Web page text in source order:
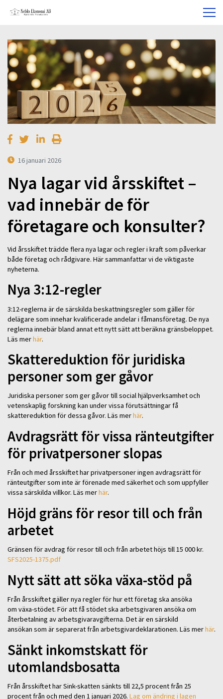
16 januari 2026
Nya lagar vid årsskiftet –
vad innebär de för
företagare och konsulter?
Vid årsskiftet trädde flera nya lagar och regler i kraft som påverkar
både företag och rådgivare. Här sammanfattar vi de viktigaste
nyheterna.
Nya 3:12-regler
3:12-reglerna är de särskilda beskattningsregler som gäller för
delägare som innehar kvalificerade andelar i fåmansföretag. De nya
reglerna innebär bland annat ett nytt sätt att beräkna gränsbeloppet.
Läs merhär.
Skattereduktion för juridiska
personer som ger gåvor
Juridiska personer som ger gåvor till social hjälpverksamhet och
vetenskaplig forskning kan under vissa förutsättningar få
skattereduktion för dessa gåvor. Läs merhär.
Avdragsrätt för vissa ränteutgifter
för privatpersoner slopas
Från och med årsskiftet har privatpersoner ingen avdragsrätt för
ränteutgifter som inte är förenade med säkerhet och som uppfyller
vissa särskilda villkor. Läs merhär.
Höjd gräns för resor till och från
arbetet
Gränsen för avdrag för resor till och från arbetet höjs till 15 000 kr.
SFS2025-1375.pdf
Nytt sätt att söka växa-stöd på
Från årsskiftet gäller nya regler för hur ett företag ska ansöka
om växa-stödet. För att få stödet ska arbetsgivaren ansöka om
återbetalning av arbetsgivaravgifterna. Det är en särskild
ansökan som är separerat från arbetsgivardeklarationen. Läs merhär.
Sänkt inkomstskatt för
utomlandsbosatta
Från årsskiftet har Sink-skatten sänkts till 22,5 procent från 25
procent från och med den 1 januari 2026. Lag om ändring i lagen